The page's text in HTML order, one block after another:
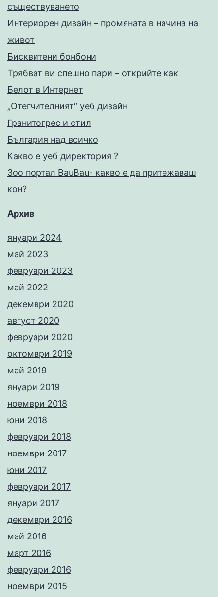
съществуването
Интериорен дизайн – промяната в начина на
живот
Бисквитени бонбони
Трябват ви спешно пари – открийте как
Белот в Интернет
„Отегчителният“ уеб дизайн
Гранитогрес и стил
България над всичко
Какво е уеб директория ?
Зоо портал BauBau- какво е да притежаваш
кон?
Архив
януари 2024
май 2023
февруари 2023
май 2022
декември 2020
август 2020
февруари 2020
октомври 2019
май 2019
януари 2019
ноември 2018
юни 2018
февруари 2018
ноември 2017
юни 2017
февруари 2017
януари 2017
декември 2016
май 2016
март 2016
февруари 2016
ноември 2015